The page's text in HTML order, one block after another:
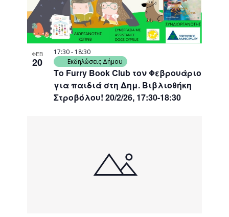
ΦΕΒ
20
Το Furry Book Club τον Φεβρουάριο
για παιδιά στη Δημ. Βιβλιοθήκη
Στροβόλου! 20/2/26, 17:30-18:30
17:30- 18:30
Εκδηλώσεις Δήμου